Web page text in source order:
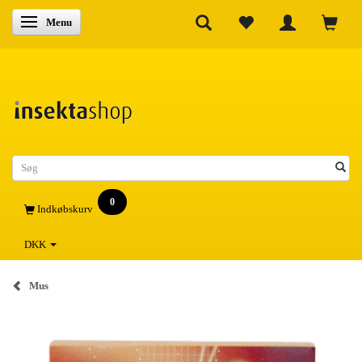
Skifte navigation
Menu
Indkøbskurv
0
DKK
Mus